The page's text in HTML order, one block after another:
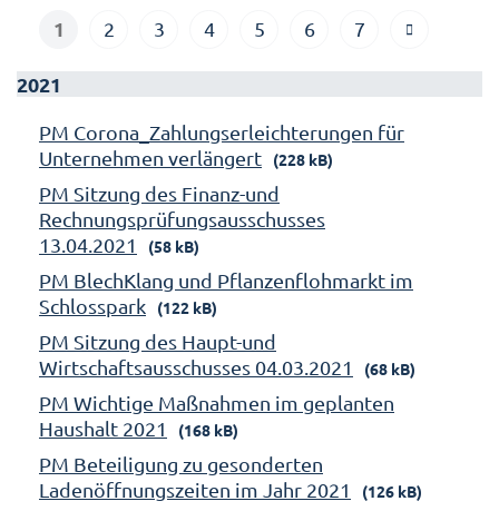
1 2 3 4 5 6 7
2021
PM Corona_Zahlungserleichterungen für
Unternehmen verlängert
(228 kB)
PM Sitzung des Finanz-und
Rechnungsprüfungsausschusses
13.04.2021
(58 kB)
PM BlechKlang und Pflanzenflohmarkt im
Schlosspark
(122 kB)
PM Sitzung des Haupt-und
Wirtschaftsausschusses 04.03.2021
(68 kB)
PM Wichtige Maßnahmen im geplanten
Haushalt 2021
(168 kB)
PM Beteiligung zu gesonderten
Ladenöffnungszeiten im Jahr 2021
(126 kB)